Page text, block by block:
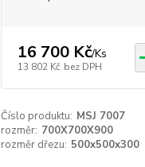
16 700 Kč/Ks
13 802 Kč bez DPH
Číslo produktu: MSJ 7007
rozměr: 700X700X900
rozměr dřezu: 500x500x300